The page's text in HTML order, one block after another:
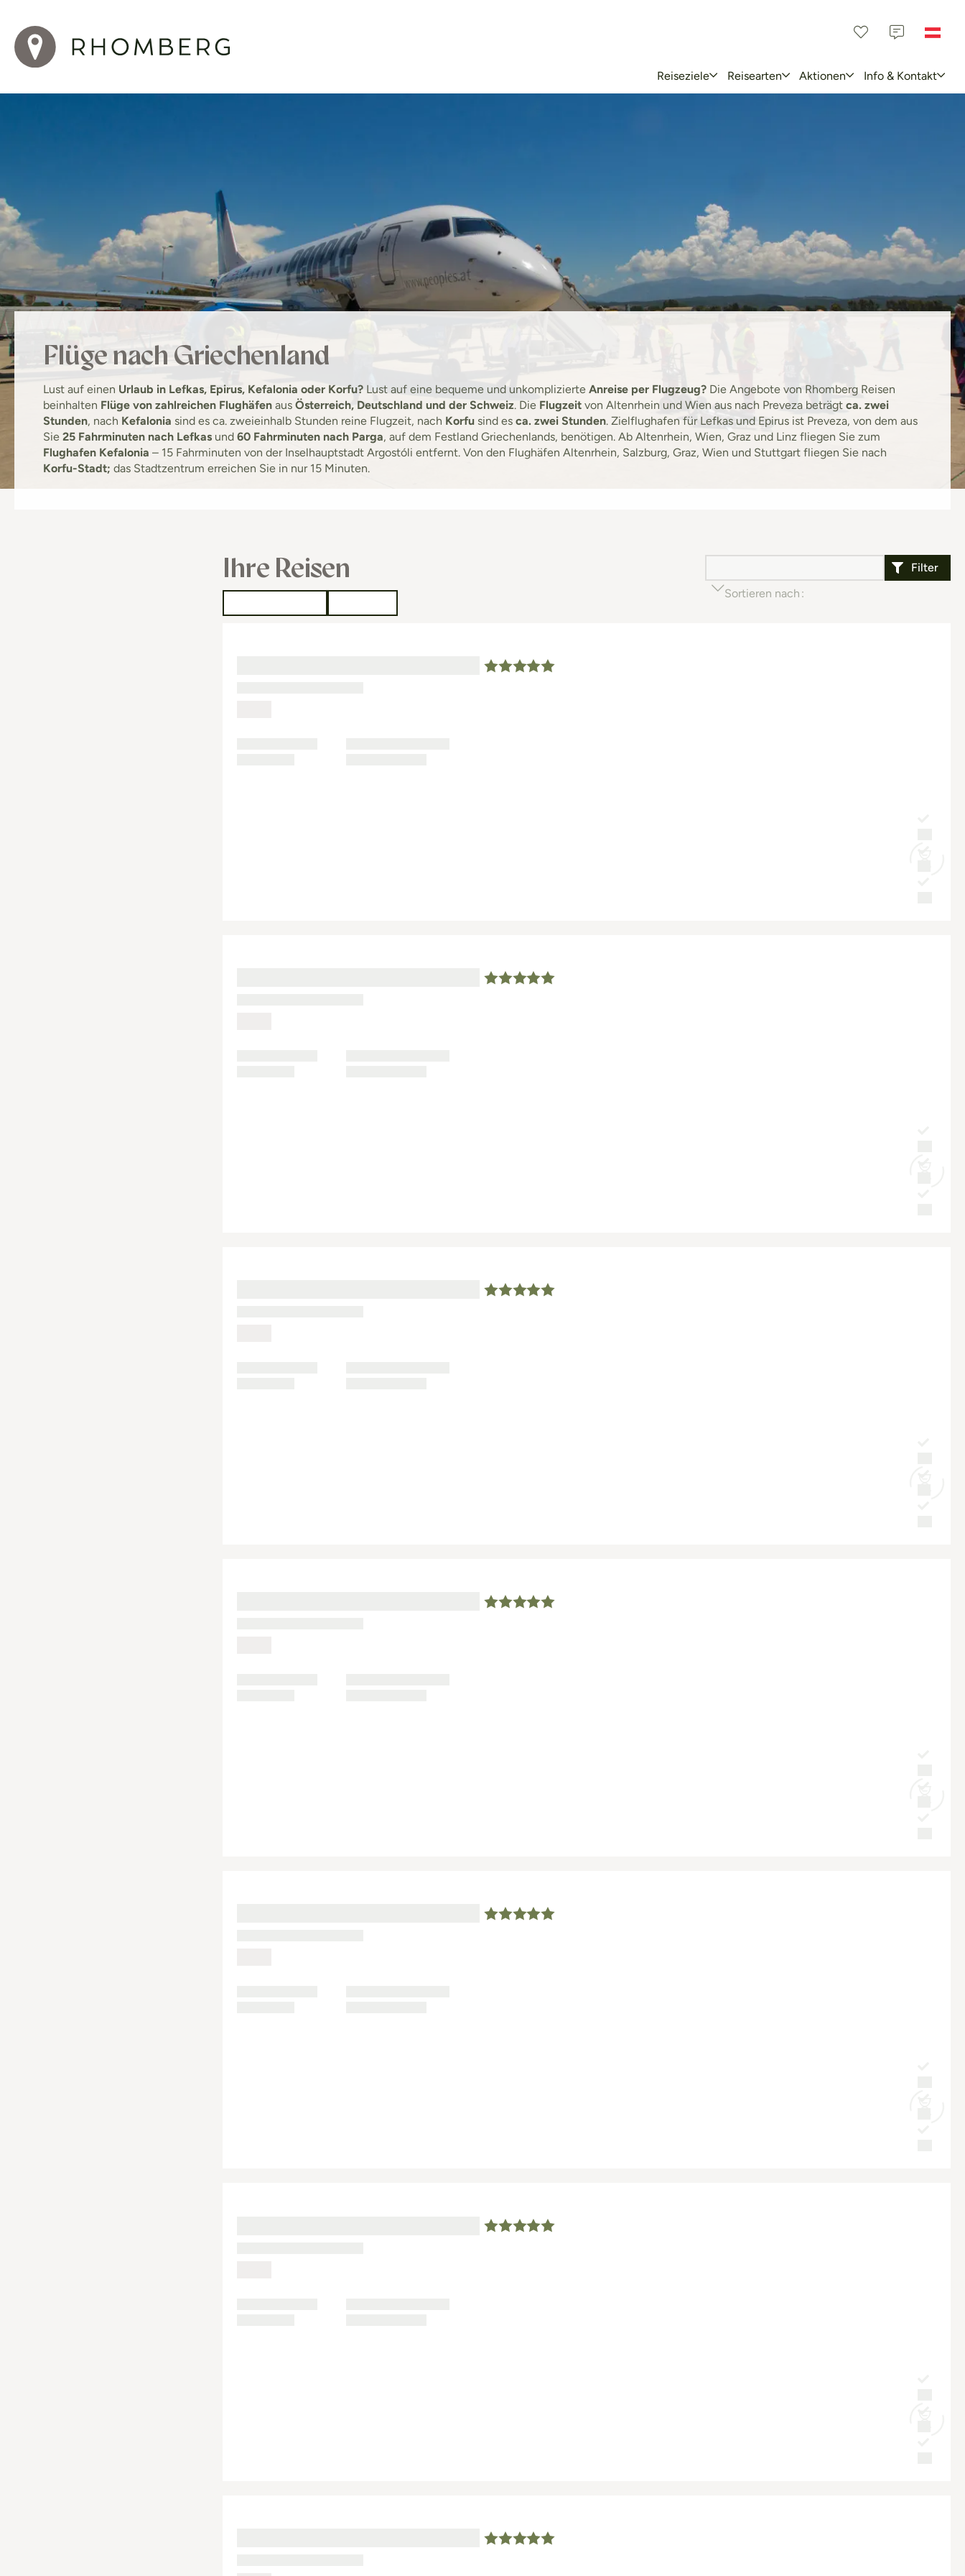
Reiseziele Reisearten Aktionen Info & Kontakt
Flüge nach Griechenland
Lust auf einen Urlaub in Lefkas, Epirus, Kefalonia oder Korfu? Lust auf eine bequeme und unkomplizierte Anreise per Flugzeug? Die Angebote von Rhomberg Reisen
beinhalten Flüge von zahlreichen Flughäfen aus Österreich, Deutschland und der Schweiz. Die Flugzeit von Altenrhein und Wien aus nach Preveza beträgt ca. zwei
Stunden, nach Kefalonia sind es ca. zweieinhalb Stunden reine Flugzeit, nach Korfu sind es ca. zwei Stunden. Zielflughafen für Lefkas und Epirus ist Preveza, von dem aus
Sie 25 Fahrminuten nach Lefkas und 60 Fahrminuten nach Parga, auf dem Festland Griechenlands, benötigen. Ab Altenrhein, Wien, Graz und Linz fliegen Sie zum
Flughafen Kefalonia – 15 Fahrminuten von der Inselhauptstadt Argostóli entfernt. Von den Flughäfen Altenrhein, Salzburg, Graz, Wien und Stuttgart fliegen Sie nach
Korfu-Stadt; das Stadtzentrum erreichen Sie in nur 15 Minuten.
Ihre Reisen
Filter
Sortieren nach